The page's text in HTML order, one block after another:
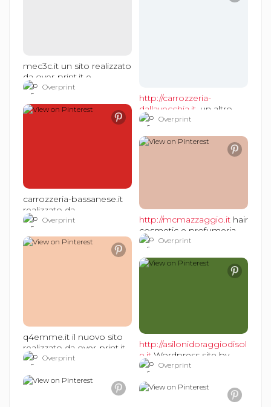
mec3c.it un sito realizzato
da over-print.it e
sitiinternetvicenza.it
Overprint
http://carrozzeria-
dallavecchia.it, un altro
sito over-print.it e
#sitiinternetvicenza
Overprint
carrozzeria-bassanese.it
realizzato da
sitiinternetvicenza e over-
#sitiinternetvicenza.it
Overprint http://mcmazzaggio.it hair
cosmetic e profumeria.
by over-print.it e
#sitiinternetvicenza
Overprint
q4emme.it il nuovo sito
realizzato da over-print.it
e sitiinternetvicenza.it
Overprint
http://asilonidoraggiodisol
e.it Wordpress site by
sitiinternetvicenza.it e
#sitiinternetvicenza
Overprint